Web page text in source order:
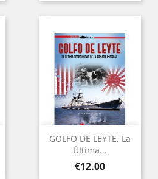
GOLFO DE LEYTE. La
Última...
Price
€12.00